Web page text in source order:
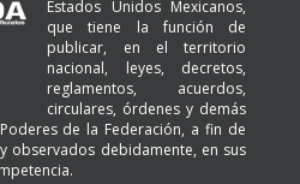
Estados Unidos Mexicanos,
que tiene la función de
publicar, en el territorio
nacional, leyes, decretos,
reglamentos, acuerdos,
circulares, órdenes y demás
de la Federación, a fin de
observados debidamente, en sus